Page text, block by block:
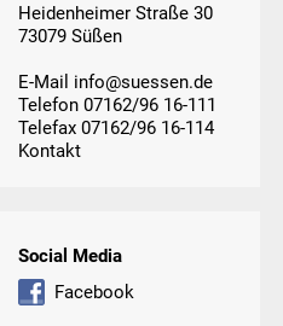
Heidenheimer Straße 30
73079 Süßen
E-Mail info@suessen.de
Telefon 07162/96 16-111
Telefax 07162/96 16-114
Kontakt
Social Media
Facebook